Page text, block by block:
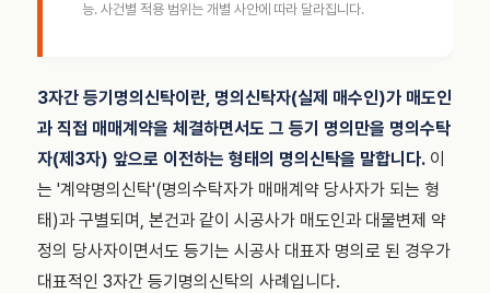
능. 사건별 적용 범위는 개별 사안에 따라 달라집니다.
3자간 등기명의신탁이란, 명의신탁자(실제 매수인)가 매도인
과 직접 매매계약을 체결하면서도 그 등기 명의만을 명의수탁
자(제3자) 앞으로 이전하는 형태의 명의신탁을 말합니다. 이
는 '계약명의신탁'(명의수탁자가 매매계약 당사자가 되는 형
태)과 구별되며, 본건과 같이 시공사가 매도인과 대물변제 약
정의 당사자이면서도 등기는 시공사 대표자 명의로 된 경우가
대표적인 3자간 등기명의신탁의 사례입니다.